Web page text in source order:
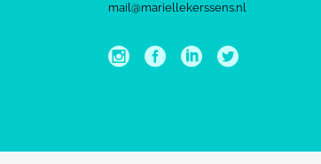
mail@mariellekerssens.nl